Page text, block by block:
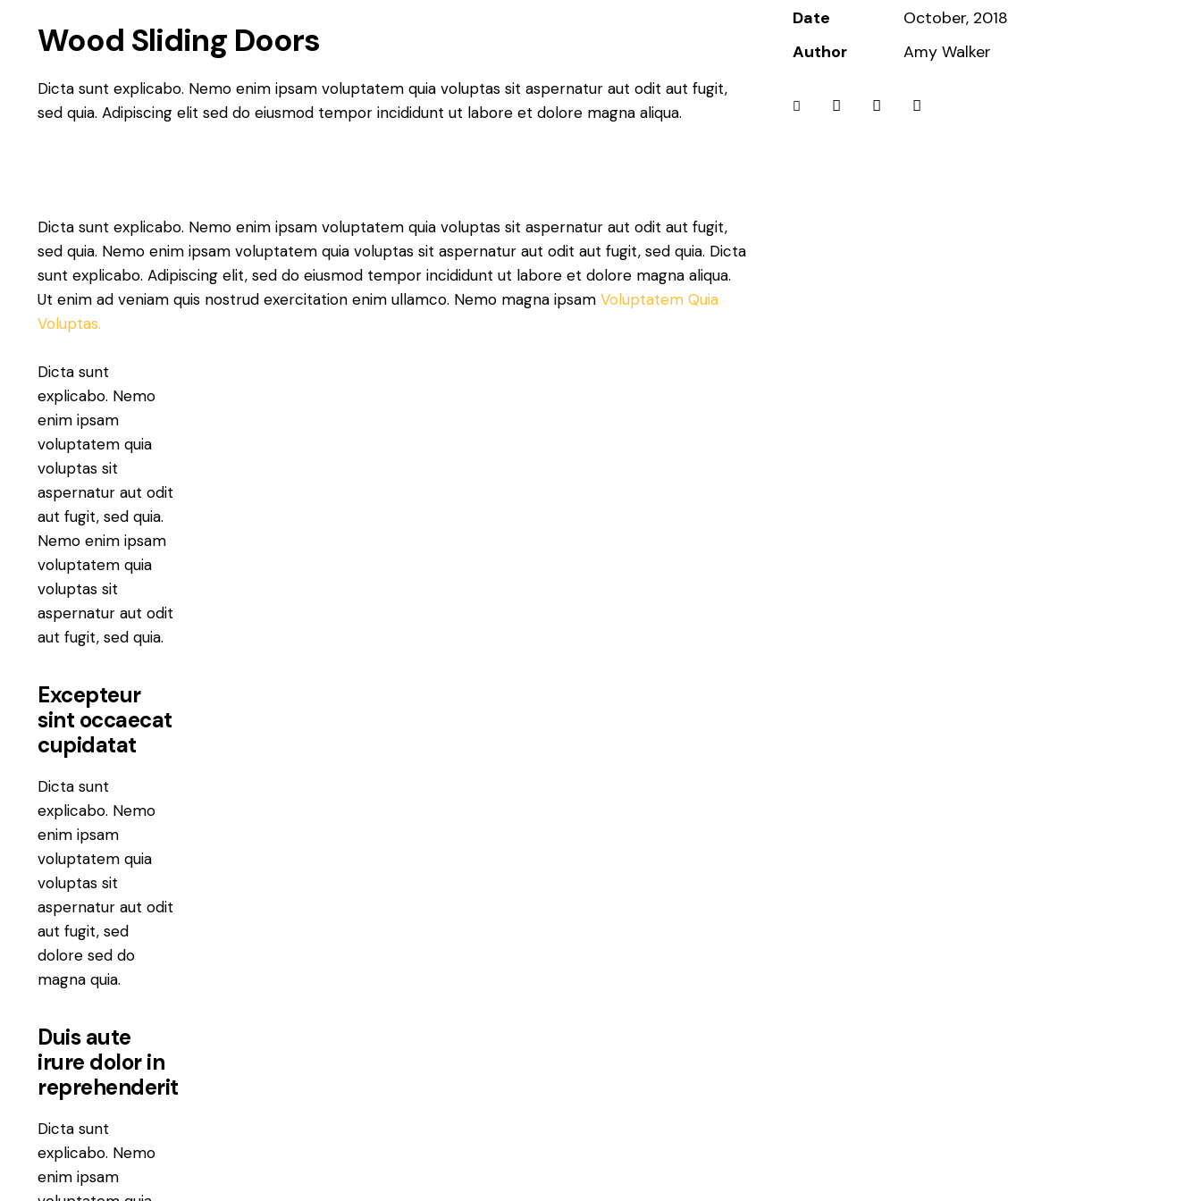
Wood Sliding Doors
Dicta sunt explicabo. Nemo enim ipsam voluptatem quia voluptas sit aspernatur aut odit aut fugit,
sed quia. Adipiscing elit sed do eiusmod tempor incididunt ut labore et dolore magna aliqua.
Dicta sunt explicabo. Nemo enim ipsam voluptatem quia voluptas sit aspernatur aut odit aut fugit,
sed quia. Nemo enim ipsam voluptatem quia voluptas sit aspernatur aut odit aut fugit, sed quia. Dicta
sunt explicabo. Adipiscing elit, sed do eiusmod tempor incididunt ut labore et dolore magna aliqua.
Ut enim ad veniam quis nostrud exercitation enim ullamco. Nemo magna ipsam Voluptatem Quia
Voluptas.
Dicta sunt
explicabo. Nemo
enim ipsam
voluptatem quia
voluptas sit
aspernatur aut odit
aut fugit, sed quia.
Nemo enim ipsam
voluptatem quia
voluptas sit
aspernatur aut odit
aut fugit, sed quia.
Excepteur
sint occaecat
cupidatat
Dicta sunt
explicabo. Nemo
enim ipsam
voluptatem quia
voluptas sit
aspernatur aut odit
aut fugit, sed
dolore sed do
magna quia.
Duis aute
irure dolor in
reprehenderit
Dicta sunt
explicabo. Nemo
enim ipsam
Date
October, 2018
Author
Amy Walker
Twitter-new
FacebookShare-email
Copy URL